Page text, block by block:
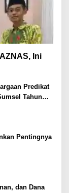
Ini
Predikat
Tahun
Pentingnya
dan Dana